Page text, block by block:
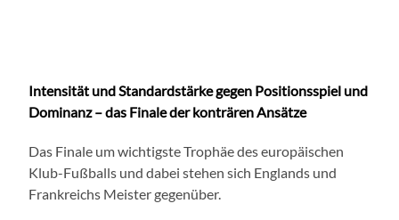
Intensität und Standardstärke gegen Positionsspiel und
Dominanz – das Finale der konträren Ansätze
Das Finale um wichtigste Trophäe des europäischen
Klub-Fußballs und dabei stehen sich Englands und
Frankreichs Meister gegenüber.